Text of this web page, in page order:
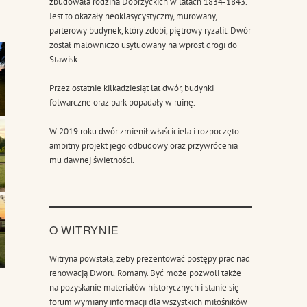
Jest to okazały neoklasycystyczny, murowany,
parterowy budynek, który zdobi, piętrowy ryzalit. Dwór
został malowniczo usytuowany na wprost drogi do
Stawisk.
Przez ostatnie kilkadziesiąt lat dwór, budynki
folwarczne oraz park popadały w ruinę.
W 2019 roku dwór zmienił właściciela i rozpoczęto
ambitny projekt jego odbudowy oraz przywrócenia
mu dawnej świetności.
O WITRYNIE
Witryna powstała, żeby prezentować postępy prac nad
renowacją Dworu Romany. Być może pozwoli także
na pozyskanie materiałów historycznych i stanie się
forum wymiany informacji dla wszystkich miłośników